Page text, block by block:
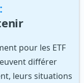
pour les ETF
différer
leurs situations